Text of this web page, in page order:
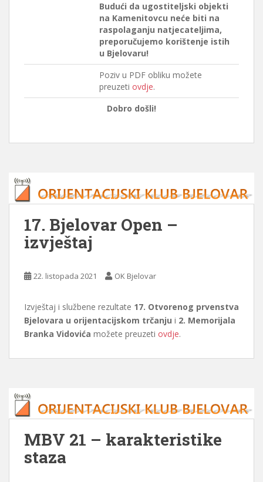
Budući da ugostiteljski objekti
na Kamenitovcu neće biti na
raspolaganju natjecateljima,
preporučujemo korištenje istih
u Bjelovaru!
Poziv u PDF obliku možete
preuzeti ovdje.
Dobro došli!
17. Bjelovar Open –
izvještaj
22. listopada 2021 OK Bjelovar
Izvještaj i službene rezultate 17. Otvorenog prvenstva
Bjelovara u orijentacijskom trčanju i 2. Memorijala
Branka Vidovića možete preuzeti ovdje.
MBV 21 – karakteristike
staza